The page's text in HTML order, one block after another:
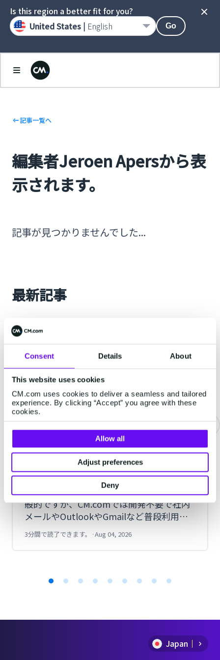
Consent Details About
This website uses cookies
CM.com uses cookies to deliver a seamless and tailored
experience. By clicking “Accept” you agree with these
cookies.
Allow all
Adjust preferences
Deny
記事一覧へ
編集者Jeroen Apersから表
示されます。
記事が見つかりませんでした...
最新記事
RCS
企業がRCSをメールソフトから送信す
る方法とは？実際にOutlookで送信し
てみた手順を紹介
RCSはAPIや管理画面から送信する方法が一
般的ですが、CM.comでは開発不要で社内
メールやOutlookやGmailなど普段利用し
ているメールソフトやPORTERSなどのメ
ール送信システムからも送信できます。今
3分間で読了できます。 ·Aug 04, 2026
Japan
Is this region a better fit for you?
United States | English Go